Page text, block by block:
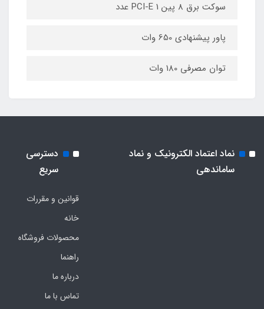
سوکت برق 8 پین PCI-E 1 عدد
پاور پیشنهادی 650 وات
توان مصرفی 180 وات
نماد اعتماد الکترونیک و نماد
ساماندهی
دسترسی
سریع
قوانین و مقررات
خانه
محصولات فروشگاه
راهنما
درباره ما
تماس با ما